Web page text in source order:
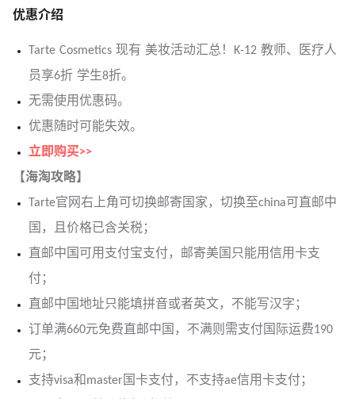
优惠介绍
Tarte Cosmetics 现有 美妆活动汇总！K-12 教师、医疗人
员享6折 学生8折。
无需使用优惠码。
优惠随时可能失效。
立即购买>>
【海淘攻略】
Tarte官网右上角可切换邮寄国家，切换至china可直邮中
国，且价格已含关税；
直邮中国可用支付宝支付，邮寄美国只能用信用卡支
付；
直邮中国地址只能填拼音或者英文，不能写汉字；
订单满660元免费直邮中国，不满则需支付国际运费190
元；
支持visa和master国卡支付，不支持ae信用卡支付；